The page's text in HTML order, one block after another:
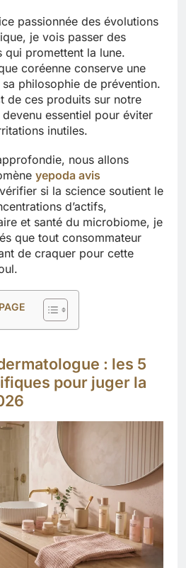
passionnée des évolutions
je vois passer des
qui promettent la lune.
coréenne conserve une
philosophie de prévention.
de ces produits sur notre
essentiel pour éviter
inutiles.
nous allons
yepoda avis
si la science soutient le
d’actifs,
et santé du microbiome, je
que tout consommateur
de craquer pour cette
: les 5
pour juger la